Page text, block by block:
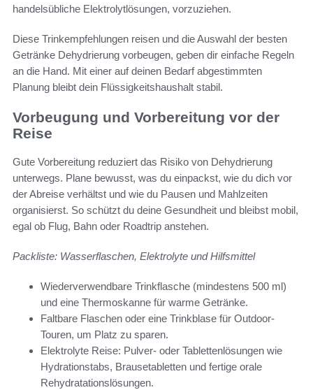
handelsübliche Elektrolytlösungen, vorzuziehen.
Diese Trinkempfehlungen reisen und die Auswahl der besten
Getränke Dehydrierung vorbeugen, geben dir einfache Regeln
an die Hand. Mit einer auf deinen Bedarf abgestimmten
Planung bleibt dein Flüssigkeitshaushalt stabil.
Vorbeugung und Vorbereitung vor der
Reise
Gute Vorbereitung reduziert das Risiko von Dehydrierung
unterwegs. Plane bewusst, was du einpackst, wie du dich vor
der Abreise verhältst und wie du Pausen und Mahlzeiten
organisierst. So schützt du deine Gesundheit und bleibst mobil,
egal ob Flug, Bahn oder Roadtrip anstehen.
Packliste: Wasserflaschen, Elektrolyte und Hilfsmittel
Wiederverwendbare Trinkflasche (mindestens 500 ml)
und eine Thermoskanne für warme Getränke.
Faltbare Flaschen oder eine Trinkblase für Outdoor-
Touren, um Platz zu sparen.
Elektrolyte Reise: Pulver- oder Tablettenlösungen wie
Hydrationstabs, Brausetabletten und fertige orale
Rehydratationslösungen.